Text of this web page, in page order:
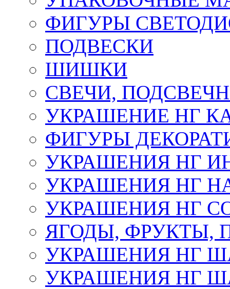
ФИГУРЫ
ПОДВЕСКИ
ШИШКИ
СВЕЧИ,
УКРАШЕНИЕ НГ
ФИГУРЫ
УКРАШЕНИЯ НГ
УКРАШЕНИЯ НГ
УКРАШЕНИЯ НГ
ЯГОДЫ, ФРУКТЫ,
УКРАШЕНИЯ НГ
УКРАШЕНИЯ НГ